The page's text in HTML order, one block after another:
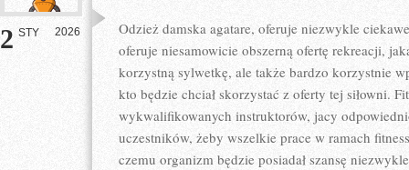
2 STY 2026
Odzież damska agatare, oferuje niezwykle
oferuje niesamowicie obszerną ofertę rekreacji,
korzystną sylwetkę, ale także bardzo korzystnie
kto będzie chciał skorzystać z oferty tej siłowni.
wykwalifikowanych instruktorów, jacy
uczestników, żeby wszelkie prace w ramach
czemu organizm będzie posiadał szansę